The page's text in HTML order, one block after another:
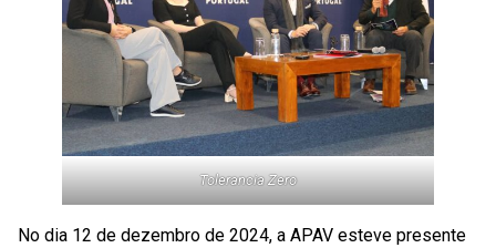
Tolerancia Zero
No dia 12 de dezembro de 2024, a APAV esteve presente